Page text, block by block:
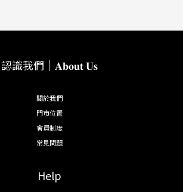
認識我們｜𝐀𝐛𝐨𝐮𝐭 𝐔𝐬
關於我們
門市位置
會員制度
常見問題
Help